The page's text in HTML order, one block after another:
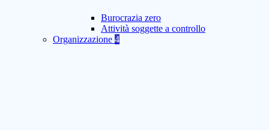
Burocrazia zero
Attività soggette a controllo
Organizzazione 4